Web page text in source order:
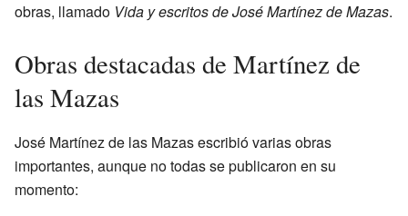
obras, llamado Vida y escritos de José Martínez de Mazas.
Obras destacadas de Martínez de
las Mazas
José Martínez de las Mazas escribió varias obras
importantes, aunque no todas se publicaron en su
momento: